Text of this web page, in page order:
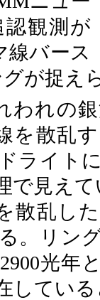
認観測が
線バース
が捉え
われの
を散乱
ライト
で見え
散乱し
。リン
光年
してい